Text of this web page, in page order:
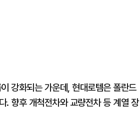
강화되는 가운데, 현대로템은 폴란드
. 향후 개척전차와 교량전차 등 계열 장